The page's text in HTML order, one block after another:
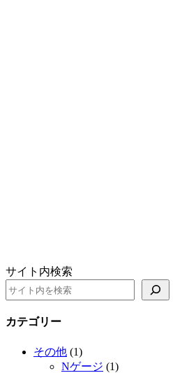
サイト内検索
カテゴリー
その他 (1)
Nゲージ (1)